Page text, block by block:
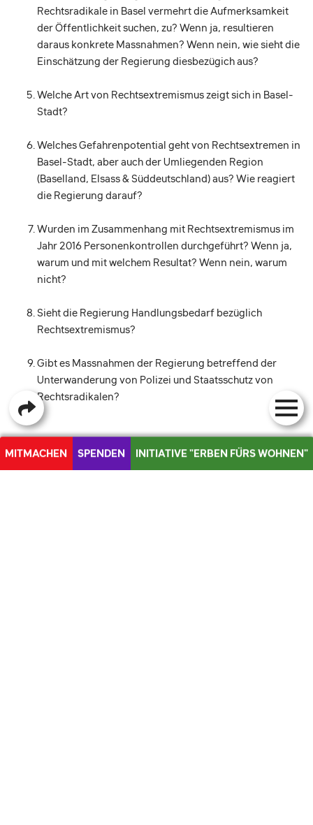
Rechtsradikale in Basel vermehrt die Aufmerksamkeit
der Öffentlichkeit suchen, zu? Wenn ja, resultieren
daraus konkrete Massnahmen? Wenn nein, wie sieht die
Einschätzung der Regierung diesbezügich aus?
Welche Art von Rechtsextremismus zeigt sich in Basel-
Stadt?
Welches Gefahrenpotential geht von Rechtsextremen in
Basel-Stadt, aber auch der Umliegenden Region
(Baselland, Elsass & Süddeutschland) aus? Wie reagiert
die Regierung darauf?
Wurden im Zusammenhang mit Rechtsextremismus im
Jahr 2016 Personenkontrollen durchgeführt? Wenn ja,
warum und mit welchem Resultat? Wenn nein, warum
nicht?
Sieht die Regierung Handlungsbedarf bezüglich
Rechtsextremismus?
Gibt es Massnahmen der Regierung betreffend der
Unterwanderung von Polizei und Staatsschutz von
Rechtsradikalen?
MITMACHEN SPENDEN INITIATIVE "ERBEN FÜRS WOHNEN"